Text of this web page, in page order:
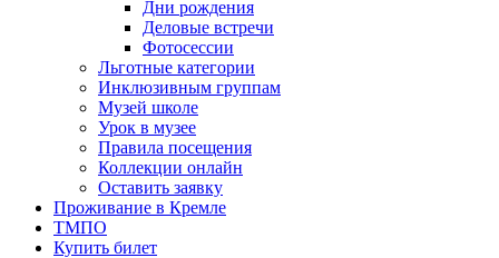
Дни рождения
Деловые встречи
Фотосессии
Льготные категории
Инклюзивным группам
Музей школе
Урок в музее
Правила посещения
Коллекции онлайн
Оставить заявку
Проживание в Кремле
ТМПО
Купить билет